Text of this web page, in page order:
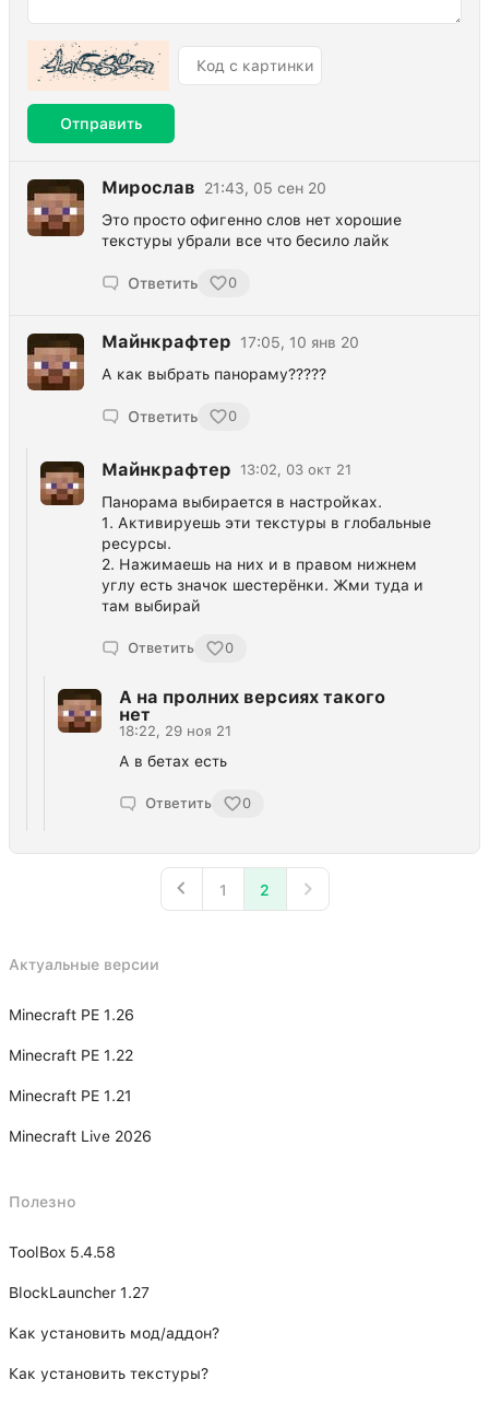
Отправить
Мирослав
21:43, 05 сен 20
Это просто офигенно слов нет хорошие
текстуры убрали все что бесило лайк
Ответить 0
Майнкрафтер
17:05, 10 янв 20
А как выбрать панораму?????
Ответить 0
Майнкрафтер 13:02, 03 окт 21
Панорама выбирается в настройках.
1. Активируешь эти текстуры в глобальные
ресурсы.
2. Нажимаешь на них и в правом нижнем
углу есть значок шестерёнки. Жми туда и
там выбирай
Ответить 0
А на пролних версиях такого
нет
18:22, 29 ноя 21
А в бетах есть
Ответить 0
1 2
Актуальные версии
Minecraft PE 1.26
Minecraft PE 1.22
Minecraft PE 1.21
Minecraft Live 2026
Полезно
ToolBox 5.4.58
BlockLauncher 1.27
Как установить мод/аддон?
Как установить текстуры?